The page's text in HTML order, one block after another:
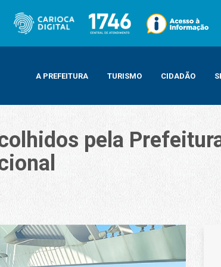
A PREFEITURA TURISMO CIDADÃO
pela
Prefeitura visitam os museus do Amanhã e Histórico